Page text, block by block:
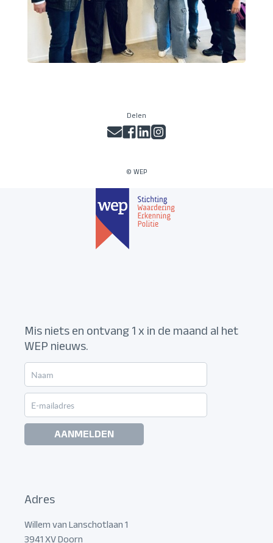
Delen
© WEP
Mis niets en ontvang 1 x in de maand al het
WEP nieuws.
AANMELDEN
Adres
Willem van Lanschotlaan 1